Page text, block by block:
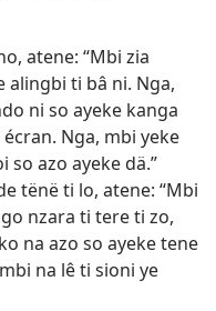
atene: “Mbi zia
alingbi ti bâ ni. Nga,
ni so ayeke kanga
Nga, mbi yeke
azo ayeke dä.”
tënë ti lo, atene: “Mbi
nzara ti tere ti zo,
na azo so ayeke tene
na lê ti sioni ye